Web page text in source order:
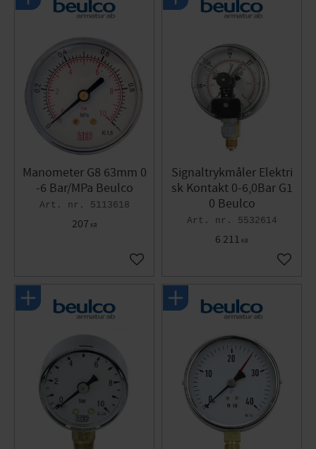
Manometer G8 63mm 0
-6 Bar/MPa Beulco
5113618
207 KR
Gem som favorit
Signaltrykmåler Elektri
sk Kontakt 0-6,0Bar G1
0 Beulco
5532614
6 211 KR
Gem